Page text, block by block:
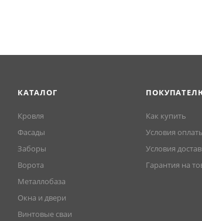
КАТАЛОГ
Кровля
Фасады
Заборы
Ворота
Металлобаза
Окна и двери
Винтовые сваи
Как купить
Условия
Условия
Гарантия на